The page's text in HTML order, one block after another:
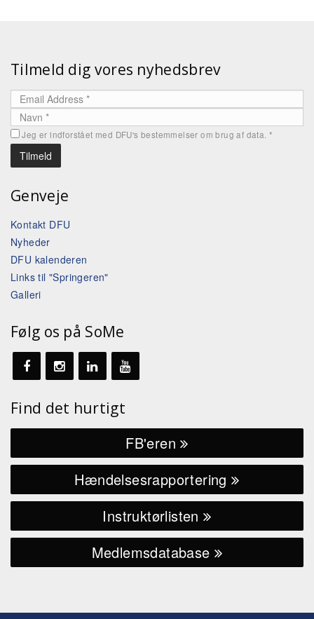
Tilmeld dig vores nyhedsbrev
Jeg er indforstået med DFU's bestemmelser om brug af data.*
Genveje
Kontakt DFU
Nyheder
DFU kalenderen
Links til "Springeren"
Galleri
Følg os på SoMe
Find det hurtigt
FB'eren
Hændelsesrapportering
Instruktørlisten
Medlemsdatabase